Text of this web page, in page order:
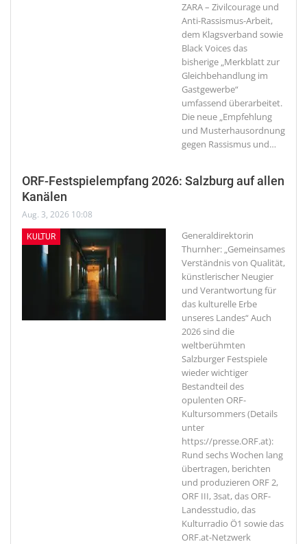
ZARA – Zivilcourage und
Anti-Rassismus-Arbeit,
dem Klagsverband sowie
Black Voices das
bisherige „Merkblatt zur
Gleichbehandlung im
Gastgewerbe“
umfassend überarbeitet.
Die neue „Empfehlung
und Musterhausordnung
gegen Rassismus und…
ORF-Festspielempfang 2026: Salzburg auf allen
Kanälen
Aug. 3, 2026 10:08
KULTUR
Generaldirektorin
Thurnher: „Gemeinsames
Verständnis von Qualität,
künstlerischer Neugier
und Verantwortung für
das kulturelle Erbe
unseres Landes“Auch
2026 sind die
weltberühmten
Salzburger Festspiele
wieder wichtiger
Bestandteil des
opulenten ORF-
Kultursommers (Details
unter
https://presse.ORF.at):
Rund sechs Wochen lang
übertragen, berichten
und produzieren ORF 2,
ORF III, 3sat, das ORF-
Landesstudio, das
Kulturradio Ö1 sowie das
ORF.at-Netzwerk